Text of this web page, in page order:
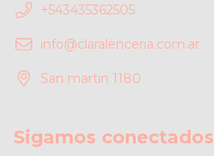
+543435362505
info@claralenceria.com.ar
San martin 1180
Sigamos conectados